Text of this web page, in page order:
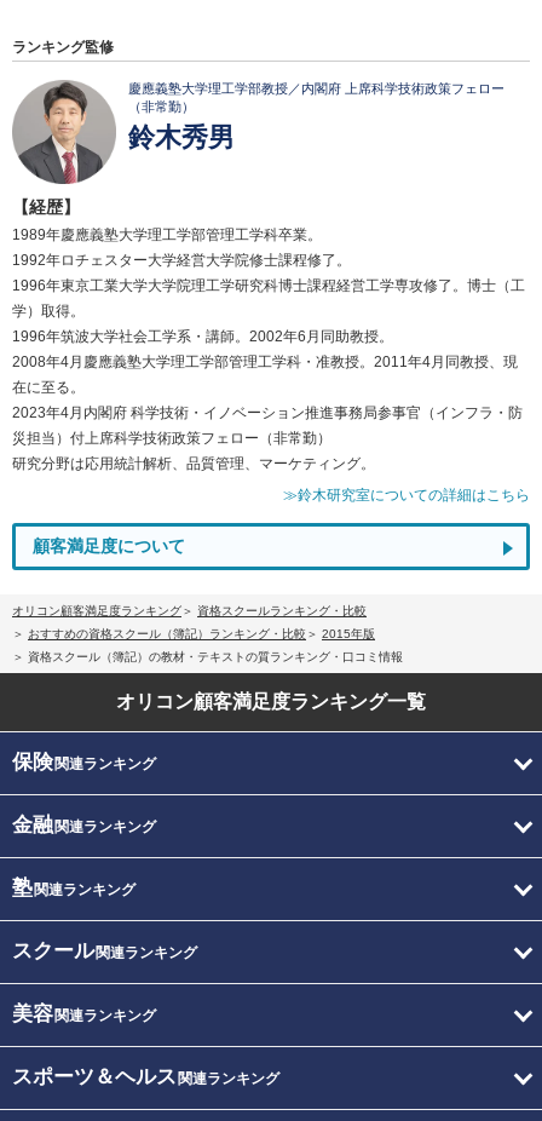
ランキング監修
慶應義塾大学理工学部教授／内閣府 上席科学技術政策フェロー
（非常勤）
鈴木秀男
【経歴】
1989年慶應義塾大学理工学部管理工学科卒業。
1992年ロチェスター大学経営大学院修士課程修了。
1996年東京工業大学大学院理工学研究科博士課程経営工学専攻修了。博士（工
学）取得。
1996年筑波大学社会工学系・講師。2002年6月同助教授。
2008年4月慶應義塾大学理工学部管理工学科・准教授。2011年4月同教授、現
在に至る。
2023年4月内閣府 科学技術・イノベーション推進事務局参事官（インフラ・防
災担当）付上席科学技術政策フェロー（非常勤）
研究分野は応用統計解析、品質管理、マーケティング。
≫鈴木研究室についての詳細はこちら
顧客満足度について
オリコン顧客満足度ランキング
資格スクールランキング・比較
おすすめの資格スクール（簿記）ランキング・比較
2015年版
資格スクール（簿記）の教材・テキストの質ランキング・口コミ情報
オリコン顧客満足度ランキング一覧
保険関連ランキング
金融関連ランキング
塾関連ランキング
スクール関連ランキング
美容関連ランキング
スポーツ＆ヘルス 関連ランキング